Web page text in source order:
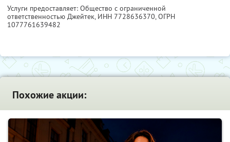
Услуги предоставляет: Общество с ограниченной
ответственностью Джейтек, ИНН 7728636370, ОГРН
1077761639482
Похожие акции: